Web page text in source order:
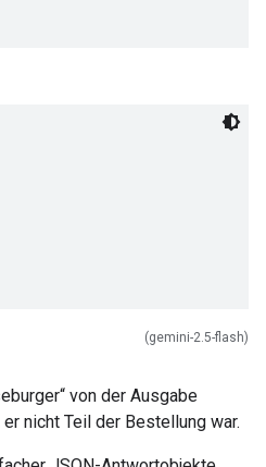
(gemini-2.5-flash)
von der Ausgabe
nicht Teil der Bestellung war.